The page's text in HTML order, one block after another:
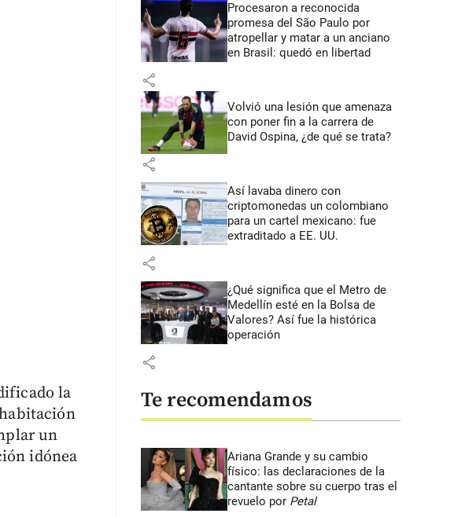
la
un
idónea
Procesaron a reconocida
promesa del São Paulo por
atropellar y matar a un anciano
en Brasil: quedó en libertad
share
Volvió una lesión que amenaza
con poner fin a la carrera de
David Ospina, ¿de qué se trata?
share
Así lavaba dinero con
criptomonedas un colombiano
para un cartel mexicano: fue
extraditado a EE. UU.
share
¿Qué significa que el Metro de
Medellín esté en la Bolsa de
Valores? Así fue la histórica
operación
share
Te recomendamos
Ariana Grande y su cambio
físico: las declaraciones de la
cantante sobre su cuerpo tras el
revuelo por Petal